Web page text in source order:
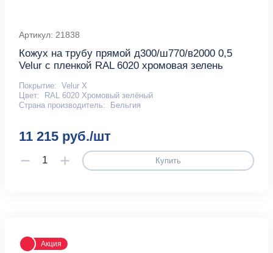
Артикул: 21838
Кожух на трубу прямой д300/ш770/в2000 0,5
Velur с пленкой RAL 6020 хромовая зелень
Покрытие: Velur X
Цвет:
RAL 6020 Хромовый зелёный
Страна производитель:
Бельгия
11 215 руб./шт
Купить
Акция